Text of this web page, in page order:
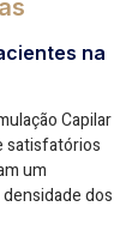
na
Capilar
satisfatórios
um
dos